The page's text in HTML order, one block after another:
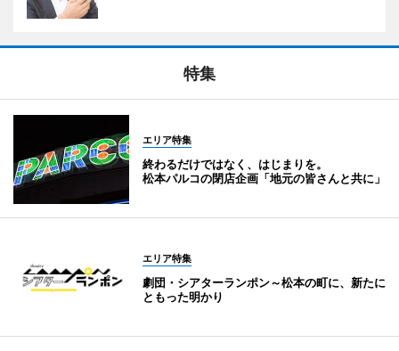
特集
エリア特集
終わるだけではなく、はじまりを。
松本パルコの閉店企画「地元の皆さんと共に」
エリア特集
劇団・シアターランポン～松本の町に、新たに
ともった明かり